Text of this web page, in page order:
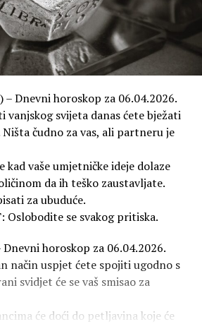
– Dnevni horoskop za 06.04.2026.
vanjskog svijeta danas ćete bježati
čudno za vas, ali partneru je
kad vaše umjetničke ideje dolaze
da ih teško zaustavljate.
za ubuduće.
Oslobodite se svakog pritiska.
horoskop za 06.04.2026.
način uspjet ćete spojiti ugodno s
svidjet će se vaš smisao za
će doći do petljavina koje će